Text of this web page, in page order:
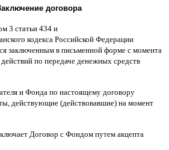
договора
3 статьи 434 и
кодекса Российской Федерации
заключенным в письменной форме c момента
по передаче денежных средств
и Фонда по настоящему договору
действующие (действовавшие) на момент
Договор c Фондом путем акцепта